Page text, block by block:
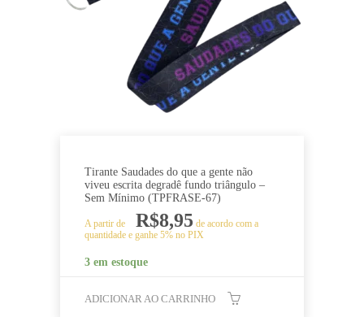
Tirante Saudades do que a gente não
viveu escrita degradê fundo triângulo –
Sem Mínimo (TPFRASE-67)
A partir de R$8,95 de acordo com a
quantidade e ganhe 5% no PIX
3 em estoque
ADICIONAR AO CARRINHO